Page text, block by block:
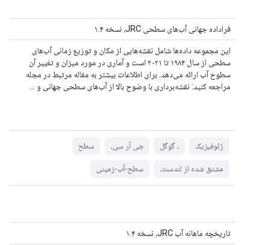
فراداده جهانی آب‌های سطحی JRC، نسخه ۱.۴
این مجموعه داده‌ها شامل نقشه‌هایی از مکان و توزیع زمانی آب‌های
سطحی از سال ۱۹۸۴ تا ۲۰۲۱ است و آماری در مورد میزان و تغییر آن
سطوح آب ارائه می‌دهد. برای اطلاعات بیشتر به مقاله مرتبط در مجله
مراجعه کنید: نقشه‌برداری با وضوح بالا از آب‌های سطحی جهانی و ...
ژئوفیزیک ، گوگل جی آر سی، سطح
مشتق شده از لندست، سطح-آب-زمینی
تاریخچه ماهانه آب JRC، نسخه ۱.۴